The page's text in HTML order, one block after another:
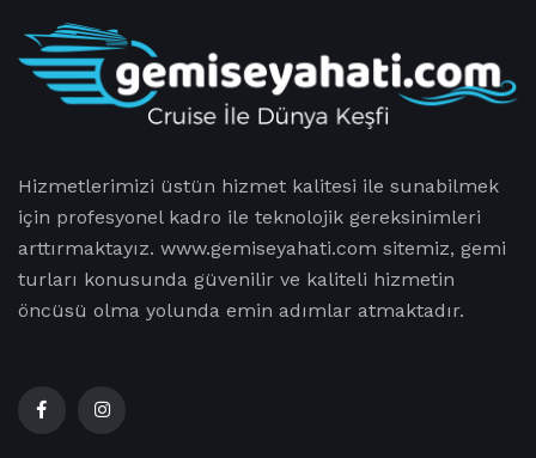
Hizmetlerimizi üstün hizmet kalitesi ile sunabilmek
için profesyonel kadro ile teknolojik gereksinimleri
arttırmaktayız. www.gemiseyahati.com sitemiz, gemi
turları konusunda güvenilir ve kaliteli hizmetin
öncüsü olma yolunda emin adımlar atmaktadır.